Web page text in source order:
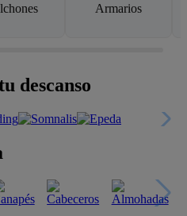
Armarios
descanso